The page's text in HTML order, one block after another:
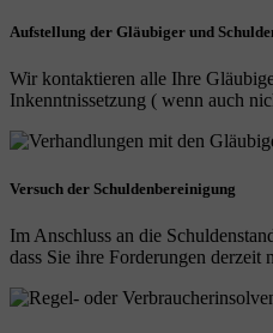
Aufstellung der Gläubiger und
Wir kontaktieren alle Ihre
Inkenntnissetzung ( wenn auch
Versuch der Schuldenbereinigung
Im Anschluss an die
dass Sie ihre Forderungen derzeit